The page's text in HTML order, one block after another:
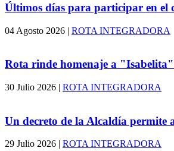
Últimos días para participar en el
04 Agosto 2026 | ROTA INTEGRADORA
Rota rinde homenaje a
30 Julio 2026 | ROTA INTEGRADORA
Un decreto de la Alcaldía permite
29 Julio 2026 | ROTA INTEGRADORA